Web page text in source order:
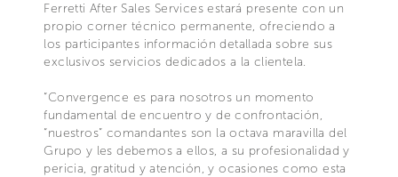
Ferretti After Sales Services estará presente con un
propio corner técnico permanente, ofreciendo a
los participantes información detallada sobre sus
exclusivos servicios dedicados a la clientela.
“Convergence es para nosotros un momento
fundamental de encuentro y de confrontación,
“nuestros” comandantes son la octava maravilla del
Grupo y les debemos a ellos, a su profesionalidad y
pericia, gratitud y atención, y ocasiones como esta